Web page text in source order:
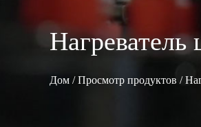
Дом /Просмотр продуктов /